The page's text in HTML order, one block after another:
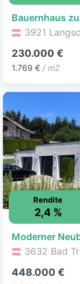
3921
230.000 €
1.769 € / m2
Rendite
2,4 %
Moderner
3632 Bad
448.000 €